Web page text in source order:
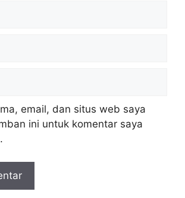
email, dan situs web saya
ini untuk komentar saya